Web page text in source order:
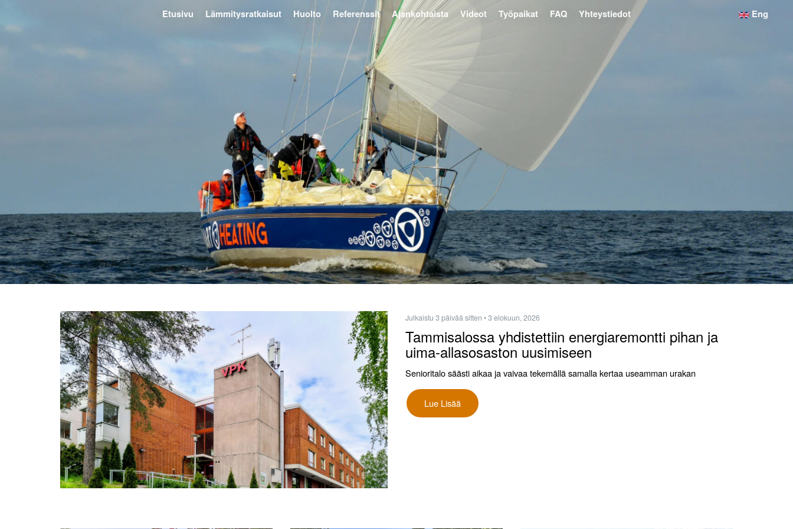
Etusivu Lämmitysratkaisut Huolto Referenssit Ajankohtaista Videot Työpaikat FAQ Yhteystiedot Eng
Julkaistu 3 päivää sitten • 3 elokuun, 2026
Tammisalossa yhdistettiin energiaremontti pihan ja
uima-allasosaston uusimiseen
Senioritalo säästi aikaa ja vaivaa tekemällä samalla kertaa useamman urakan
Lue Lisää